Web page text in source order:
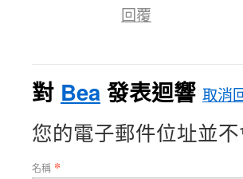
回覆
對 Bea 發表迴響 取消
您的電子郵件位址並
名稱 *